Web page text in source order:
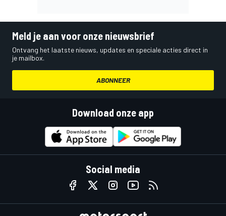
Meld je aan voor onze nieuwsbrief
Ontvang het laatste nieuws, updates en speciale acties direct in
je mailbox.
ABONNEER
Download onze app
Social media